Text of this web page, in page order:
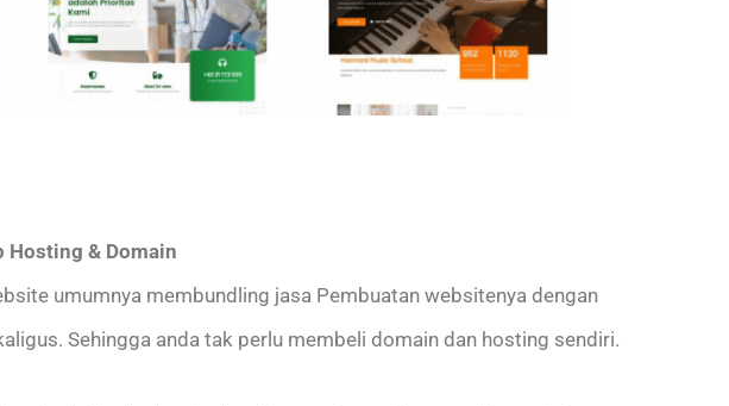
Hosting & Domain
umumnya membundling jasa Pembuatan websitenya dengan
Sehingga anda tak perlu membeli domain dan hosting sendiri.